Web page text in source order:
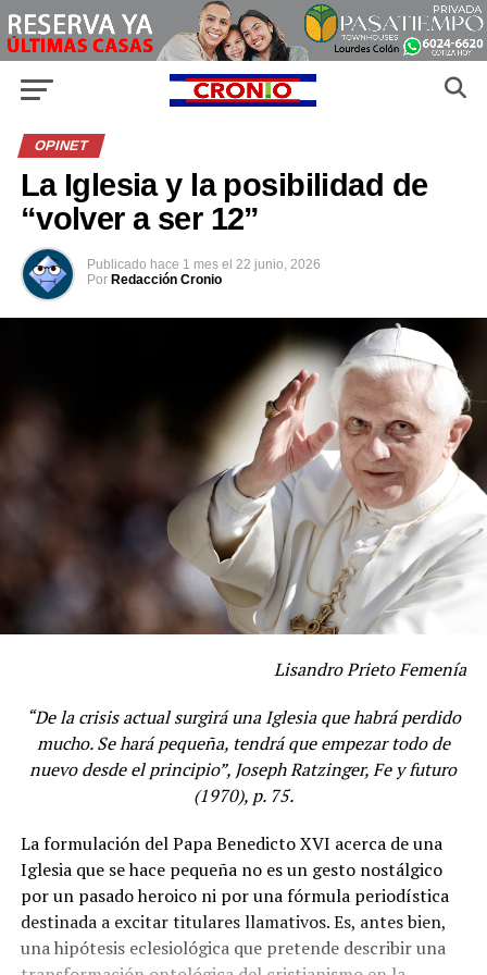
OPINET
La Iglesia y la posibilidad de
“volver a ser 12”
Publicado hace 1 mes el 22 junio, 2026
Por Redacción Cronio
Lisandro Prieto Femenía
“De la crisis actual surgirá una Iglesia que habrá perdido
mucho. Se hará pequeña, tendrá que empezar todo de
nuevo desde el principio”, Joseph Ratzinger, Fe y futuro
(1970), p. 75.
La formulación del Papa Benedicto XVI acerca de una
Iglesia que se hace pequeña no es un gesto nostálgico
por un pasado heroico ni por una fórmula periodística
destinada a excitar titulares llamativos. Es, antes bien,
una hipótesis eclesiológica que pretende describir una